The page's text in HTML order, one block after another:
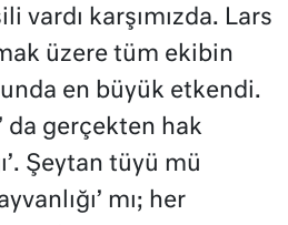
vardı karşımızda. Lars
üzere tüm ekibin
en büyük etkendi.
da gerçekten hak
Şeytan tüyü mü
mı; her